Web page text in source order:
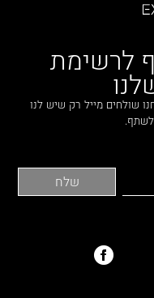
לרשימת
שולחים מייל רק שיש לנו
לשתף.